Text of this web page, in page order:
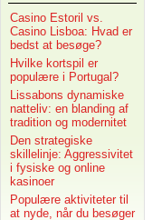
Casino Estoril vs.
Casino Lisboa: Hvad er
bedst at besøge?
Hvilke kortspil er
populære i Portugal?
Lissabons dynamiske
natteliv: en blanding af
tradition og modernitet
Den strategiske
skillelinje: Aggressivitet
i fysiske og online
kasinoer
Populære aktiviteter til
at nyde, når du besøger